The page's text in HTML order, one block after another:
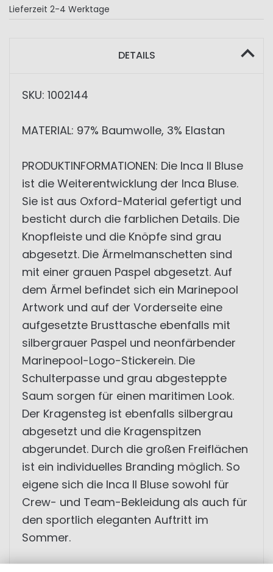
Lieferzeit 2-4 Werktage
DETAILS
SKU: 1002144
MATERIAL: 97% Baumwolle, 3% Elastan
PRODUKTINFORMATIONEN: Die Inca II Bluse
ist die Weiterentwicklung der Inca Bluse.
Sie ist aus Oxford-Material gefertigt und
besticht durch die farblichen Details. Die
Knopfleiste und die Knöpfe sind grau
abgesetzt. Die Ärmelmanschetten sind
mit einer grauen Paspel abgesetzt. Auf
dem Ärmel befindet sich ein Marinepool
Artwork und auf der Vorderseite eine
aufgesetzte Brusttasche ebenfalls mit
silbergrauer Paspel und neonfärbender
Marinepool-Logo-Stickerein. Die
Schulterpasse und grau abgesteppte
Saum sorgen für einen maritimen Look.
Der Kragensteg ist ebenfalls silbergrau
abgesetzt und die Kragenspitzen
abgerundet. Durch die großen Freiflächen
ist ein individuelles Branding möglich. So
eigene sich die Inca II Bluse sowohl für
Crew- und Team-Bekleidung als auch für
den sportlich eleganten Auftritt im
Sommer.